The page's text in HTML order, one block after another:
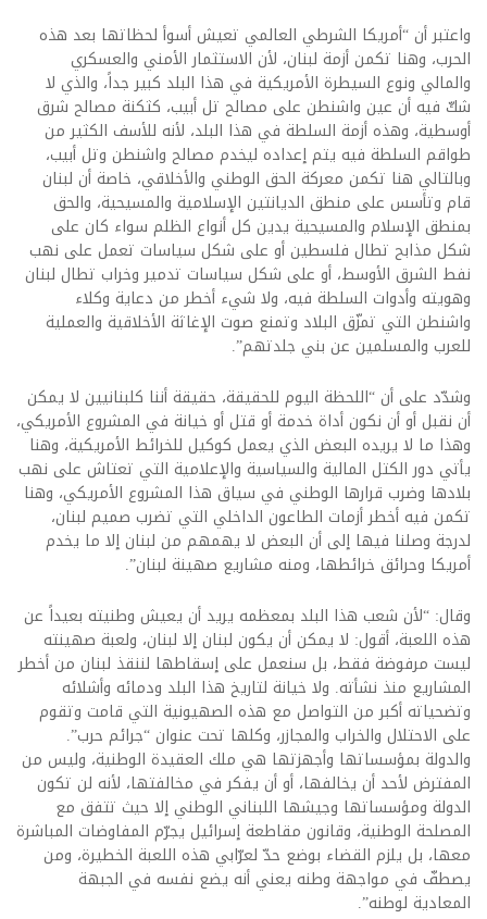
واعتبر أن “أمريكا الشرطي العالمي تعيش أسوأ لحظاتها بعد هذه
الحرب، وهنا تكمن أزمة لبنان، لأن الاستثمار الأمني والعسكري
والمالي ونوع السيطرة الأمريكية في هذا البلد كبير جداً، والذي لا
شكّ فيه أن عين واشنطن على مصالح تل أبيب، كثكنة مصالح شرق
أوسطية، وهذه أزمة السلطة في هذا البلد، لأنه للأسف الكثير من
طواقم السلطة فيه يتم إعداده ليخدم مصالح واشنطن وتل أبيب،
وبالتالي هنا تكمن معركة الحق الوطني والأخلاقي، خاصة أن لبنان
قام وتأسس على منطق الديانتين الإسلامية والمسيحية، والحق
بمنطق الإسلام والمسيحية يدين كل أنواع الظلم سواء كان على
شكل مذابح تطال فلسطين أو على شكل سياسات تعمل على نهب
نفط الشرق الأوسط، أو على شكل سياسات تدمير وخراب تطال لبنان
وهويته وأدوات السلطة فيه، ولا شيء أخطر من دعاية وكلاء
واشنطن التي تمزّق البلاد وتمنع صوت الإغاثة الأخلاقية والعملية
للعرب والمسلمين عن بني جلدتهم”.
وشدّد على أن “اللحظة اليوم للحقيقة، حقيقة أننا كلبنانيين لا يمكن
أن نقبل أو أن نكون أداة خدمة أو قتل أو خيانة في المشروع الأمريكي،
وهذا ما لا يريده البعض الذي يعمل كوكيل للخرائط الأمريكية، وهنا
يأتي دور الكتل المالية والسياسية والإعلامية التي تعتاش على نهب
بلادها وضرب قرارها الوطني في سياق هذا المشروع الأمريكي، وهنا
تكمن فيه أخطر أزمات الطاعون الداخلي التي تضرب صميم لبنان،
لدرجة وصلنا فيها إلى أن البعض لا يهمهم من لبنان إلا ما يخدم
أمريكا وحرائق خرائطها، ومنه مشاريع صهينة لبنان”.
وقال: “لأن شعب هذا البلد بمعظمه يريد أن يعيش وطنيته بعيداً عن
هذه اللعبة، أقول: لا يمكن أن يكون لبنان إلا لبنان، ولعبة صهينته
ليست مرفوضة فقط، بل سنعمل على إسقاطها لننقذ لبنان من أخطر
المشاريع منذ نشأته. ولا خيانة لتاريخ هذا البلد ودمائه وأشلائه
وتضحياته أكبر من التواصل مع هذه الصهيونية التي قامت وتقوم
على الاحتلال والخراب والمجازر، وكلها تحت عنوان “جرائم حرب”.
والدولة بمؤسساتها وأجهزتها هي ملك العقيدة الوطنية، وليس من
المفترض لأحد أن يخالفها، أو أن يفكر في مخالفتها، لأنه لن تكون
الدولة ومؤسساتها وجيشها اللبناني الوطني إلا حيث تتفق مع
المصلحة الوطنية، وقانون مقاطعة إسرائيل يجرّم المفاوضات المباشرة
معها، بل يلزم القضاء بوضع حدّ لعرّابي هذه اللعبة الخطيرة، ومن
يصطفّ في مواجهة وطنه يعني أنه يضع نفسه في الجبهة
المعادية لوطنه”.